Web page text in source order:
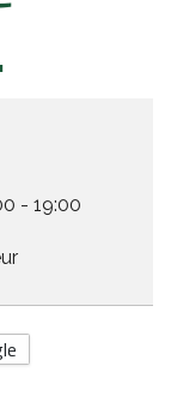
- 19:00